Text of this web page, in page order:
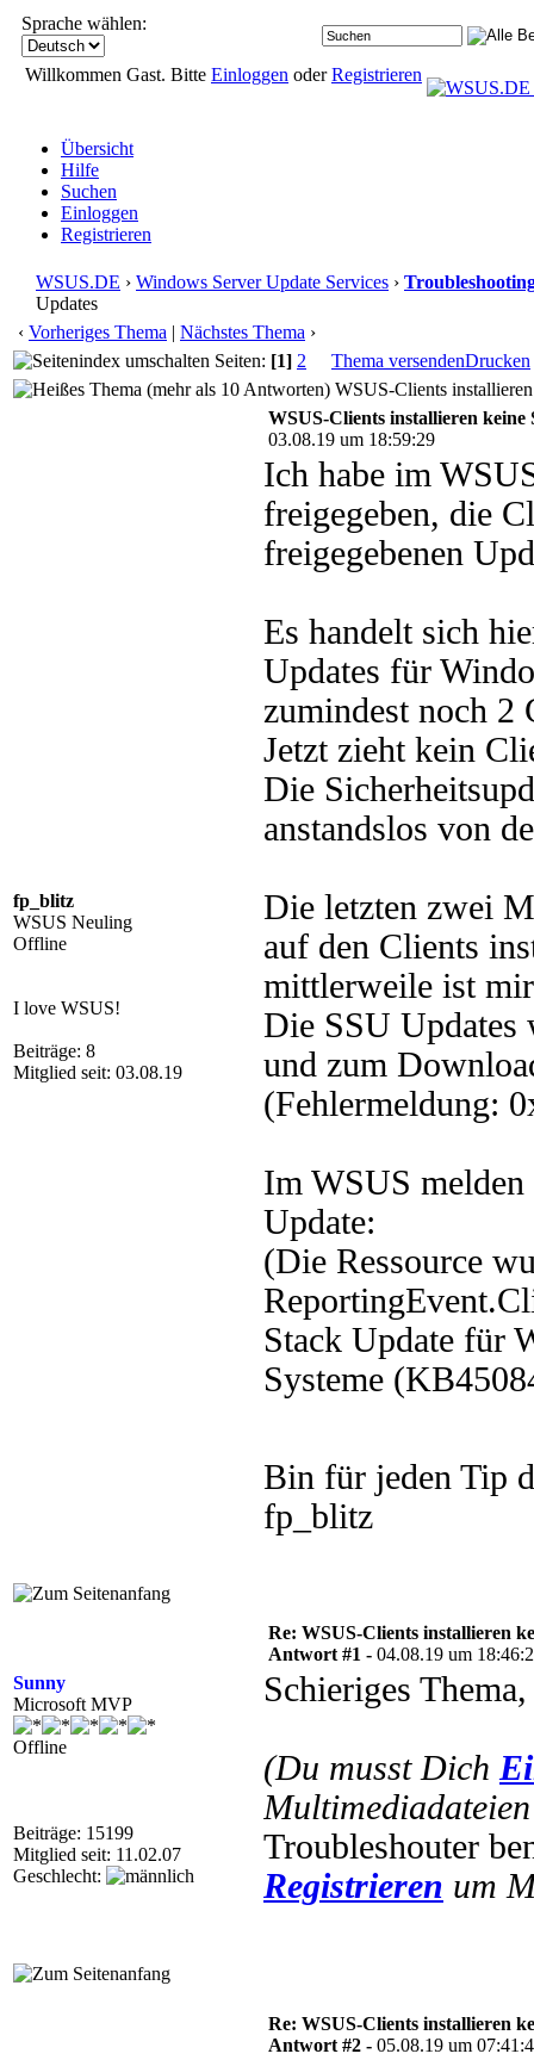
Sprache wählen:
Willkommen Gast. Bitte Einloggen oderRegistrieren
Übersicht
Hilfe
Suchen
Einloggen
Registrieren
WSUS.DE › Windows Server Update Services ›
Updates
‹ Vorheriges Thema | Nächstes Thema ›
Seiten: [1] 2 Thema versendenDrucken
WSUS-Clients
fp_blitz
WSUS Neuling
Offline
I love WSUS!
Beiträge: 8
Mitglied seit: 03.08.19
WSUS-Clients installieren keine
03.08.19 um 18:59:29
Ich habe im
freigegeben, die
freigegebenen
Es handelt sich
Updates für
zumindest noch 2
Jetzt zieht kein
Die
anstandslos von
Die letzten zwei
auf den Clients
mittlerweile ist
Die SSU Updates
und zum
(Fehlermeldung:
Im WSUS
Update:
(Die Ressource
Stack Update für
Systeme
Bin für jeden Tip
fp_blitz
Sunny
Microsoft MVP
Offline
Beiträge: 15199
Mitglied seit: 11.02.07
Geschlecht:
Re: WSUS-Clients installieren
Antwort #1 - 04.08.19 um
Schieriges
(Du musst Dich
Troubleshouter
Registrieren um
Re: WSUS-Clients installieren
Antwort #2 - 05.08.19 um